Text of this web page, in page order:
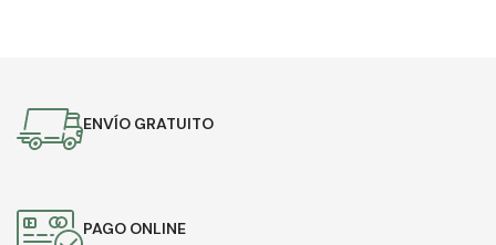
ENVÍO GRATUITO
PAGO ONLINE